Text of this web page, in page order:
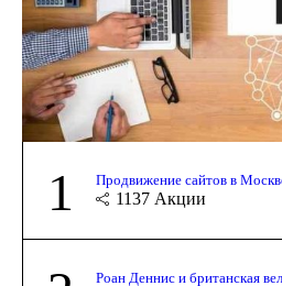
1 Продвижение сайтов в
1137 Акции
Роан Деннис и британская